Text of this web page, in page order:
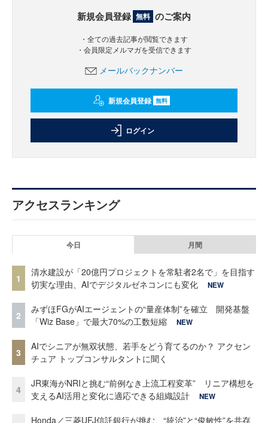
新規会員登録 無料 のご案内
・全ての過去記事が閲覧できます
・会員限定メルマガを受信できます
メールバックナンバー
新規会員登録 無料
ログイン
アクセスランキング
今日 月間
1
清水建設が「20億円プロジェクトを常駐者2名で」を目指す
切実な理由、AIでデジタルゼネコンにも変化
NEW
2
みずほFGがAIエージェントの“量産体制”を確立 開発基盤
「Wiz Base」で最大70%の工数短縮
NEW
3
AIでシニアが無双状態、若手をどう育てるのか？ アクセン
チュア トップコンサルタントに聞く
4
JR東海がNRIと挑む“前例なき上流工程変革” リニア構想を
支えるAI活用と変化に適応できる組織設計
NEW
Honda／三菱UFJ信託銀行が挑む、“統治”と“俊敏性”を共存